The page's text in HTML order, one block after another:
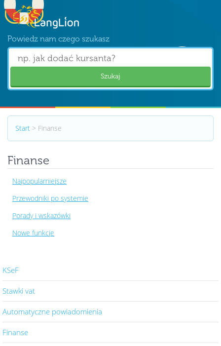
Powiedz nam czego szukasz
Szukaj
Start > Finanse
Finanse
Najpopularniejsze
Przewodniki po systemie
Porady i wskazówki
Nowe funkcje
KSeF
Stawki vat
Automatyczne powiadomienia
Finanse